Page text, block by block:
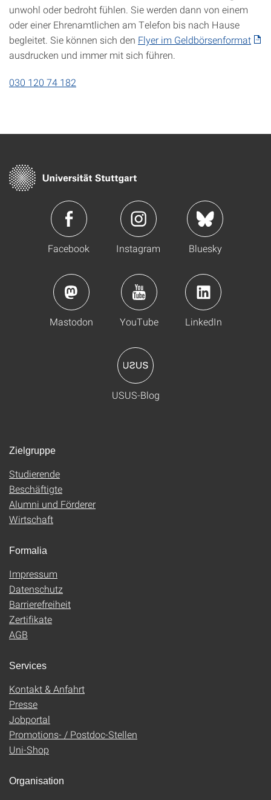
unwohl oder bedroht fühlen. Sie werden dann von einem
oder einer Ehrenamtlichen am Telefon bis nach Hause
begleitet. Sie können sich den Flyer im Geldbörsenformat
ausdrucken und immer mit sich führen.
030 120 74 182
Facebook Instagram Bluesky
Mastodon YouTube LinkedIn
USUS-Blog
Zielgruppe
Studierende
Beschäftigte
Alumni und Förderer
Wirtschaft
Formalia
Impressum
Datenschutz
Barrierefreiheit
Zertifikate
AGB
Services
Kontakt & Anfahrt
Presse
Jobportal
Promotions- / Postdoc-Stellen
Uni-Shop
Organisation